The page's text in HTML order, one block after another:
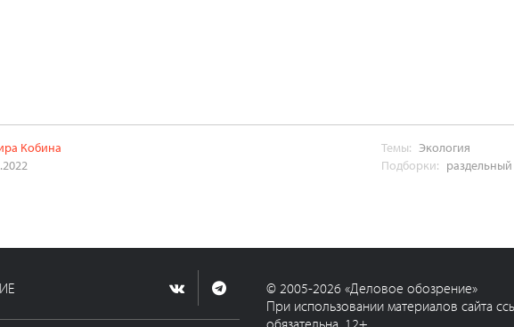
Кобина
Темы: Экология
Подборки:
© 2005-2026 «Деловое обозрение»
При использовании материалов сайта
обязательна. 12+